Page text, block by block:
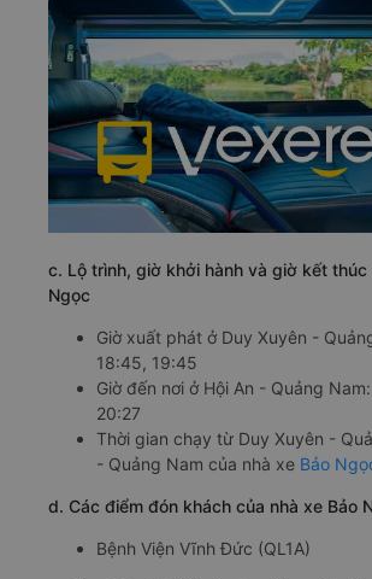
c. Lộ trình, giờ khởi hành và giờ kết thúc
Ngọc
Giờ xuất phát ở Duy Xuyên -
18:45, 19:45
Giờ đến nơi ở Hội An - Quảng Nam:
20:27
Thời gian chạy từ Duy Xuyên -
- Quảng Nam của nhà xe Bảo
d. Các điểm đón khách của nhà xe Bảo
Bệnh Viện Vĩnh Đức (QL1A)